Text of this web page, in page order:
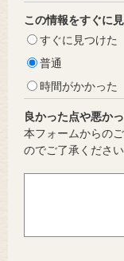
この情報をすぐに
すぐに見つけた
普通
時間がかかった
良かった点や悪か
本フォームからの
のでご了承ください